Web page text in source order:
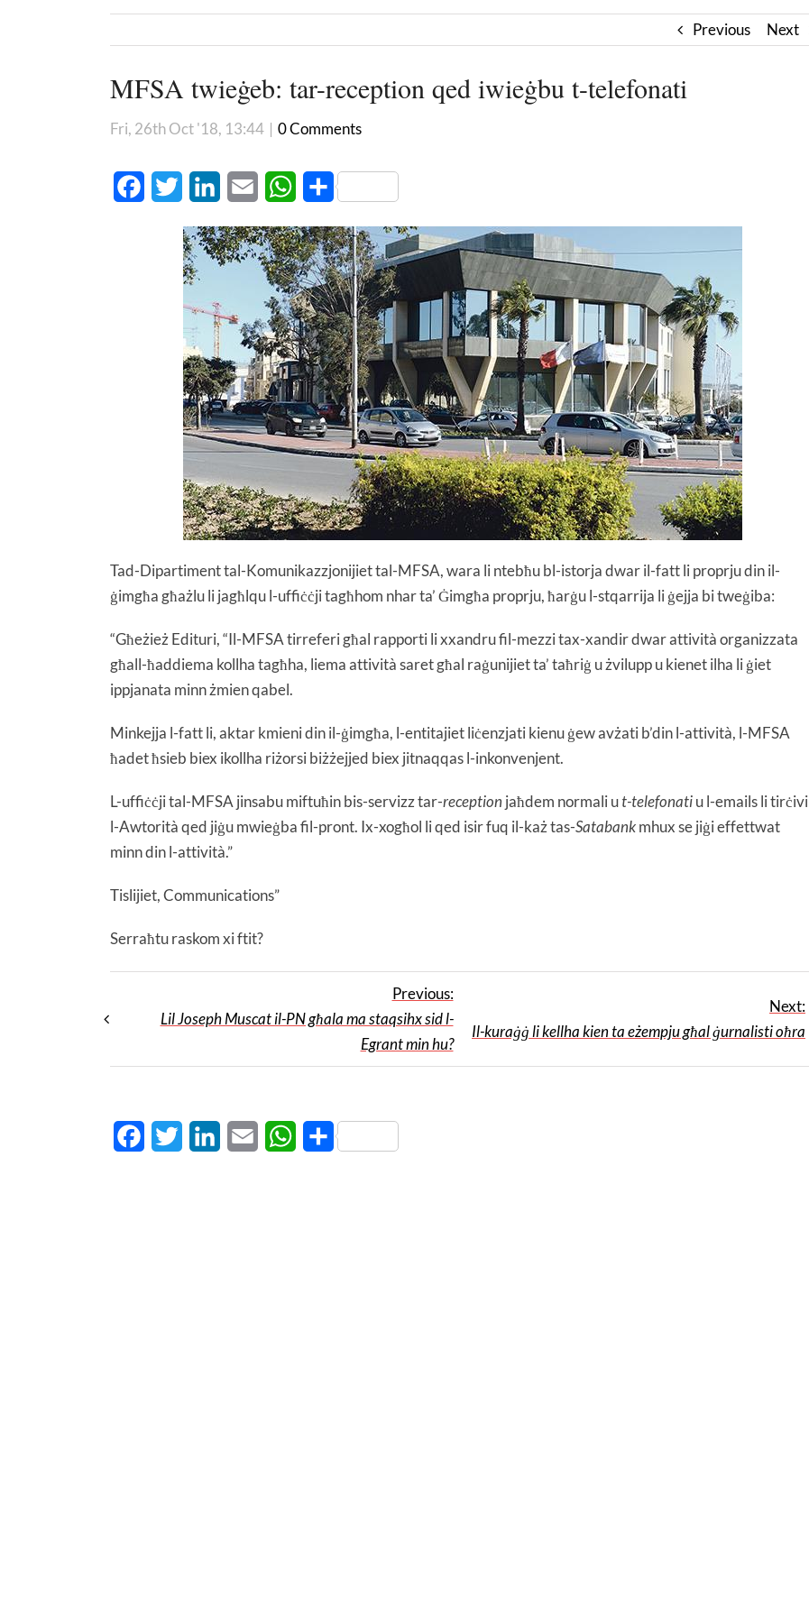
Previous Next
MFSA twieġeb: tar-reception qed iwieġbu t-telefonati
Fri, 26th Oct '18, 13:44 | 0 Comments
FacebookTwitter LinkedInEmail WhatsApp
Share
Tad-Dipartiment tal-Komunikazzjonijiet tal-MFSA, wara li ntebħu bl-istorja dwar il-fatt li proprju din il-
ġimgħa għażlu li jagħlqu l-uffiċċji tagħhom nhar ta’ Ġimgħa proprju, ħarġu l-stqarrija li ġejja bi tweġiba:
“Għeżież Edituri, “Il-MFSA tirreferi għal rapporti li xxandru fil-mezzi tax-xandir dwar attività organizzata
għall-ħaddiema kollha tagħha, liema attività saret għal raġunijiet ta’ taħriġ u żvilupp u kienet ilha li ġiet
ippjanata minn żmien qabel.
Minkejja l-fatt li, aktar kmieni din il-ġimgħa, l-entitajiet liċenzjati kienu ġew avżati b’din l-attività, l-MFSA
ħadet ħsieb biex ikollha riżorsi biżżejjed biex jitnaqqas l-inkonvenjent.
L-uffiċċji tal-MFSA jinsabu miftuħin bis-servizz tar-reception jaħdem normali ut-telefonatiu l-emails li tirċivi
l-Awtorità qed jiġu mwieġba fil-pront. Ix-xogħol li qed isir fuq il-każ tas-Satabankmhux se jiġi effettwat
minn din l-attività.”
Tislijiet, Communications”
Serraħtu raskom xi ftit?
Previous:
Lil Joseph Muscat il-PN għala ma staqsihx sid l-
Egrant min hu?
Next:
Il-kuraġġ li kellha kien ta eżempju għal ġurnalisti oħra
FacebookTwitter LinkedInEmail WhatsApp
Share